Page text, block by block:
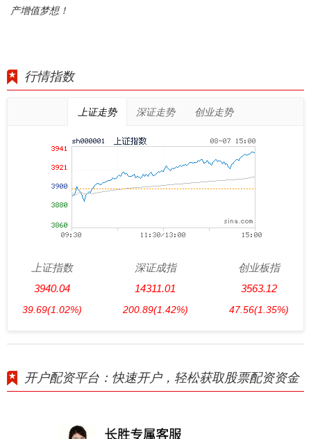
产增值梦想！
行情指数
上证走势 深证走势 创业走势
上证指数
3940.04
39.69(1.02%)
深证成指
14311.01
200.89(1.42%)
创业板指
3563.12
47.56(1.35%)
开户配资平台：快速开户，轻松获取股票配资资金